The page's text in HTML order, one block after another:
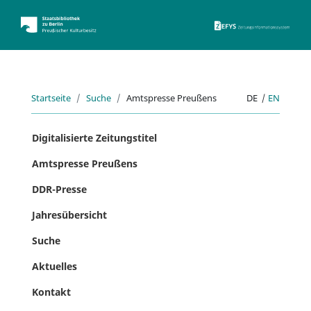
Startseite Suche Amtspresse Preußens DE | EN
Digitalisierte Zeitungstitel
Amtspresse Preußens
DDR-Presse
Jahresübersicht
Suche
Aktuelles
Kontakt